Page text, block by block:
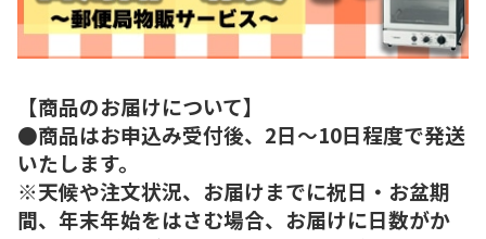
【商品のお届けについて】
●商品はお申込み受付後、2日～10日程度で発送
いたします。
※天候や注文状況、お届けまでに祝日・お盆期
間、年末年始をはさむ場合、お届けに日数がか